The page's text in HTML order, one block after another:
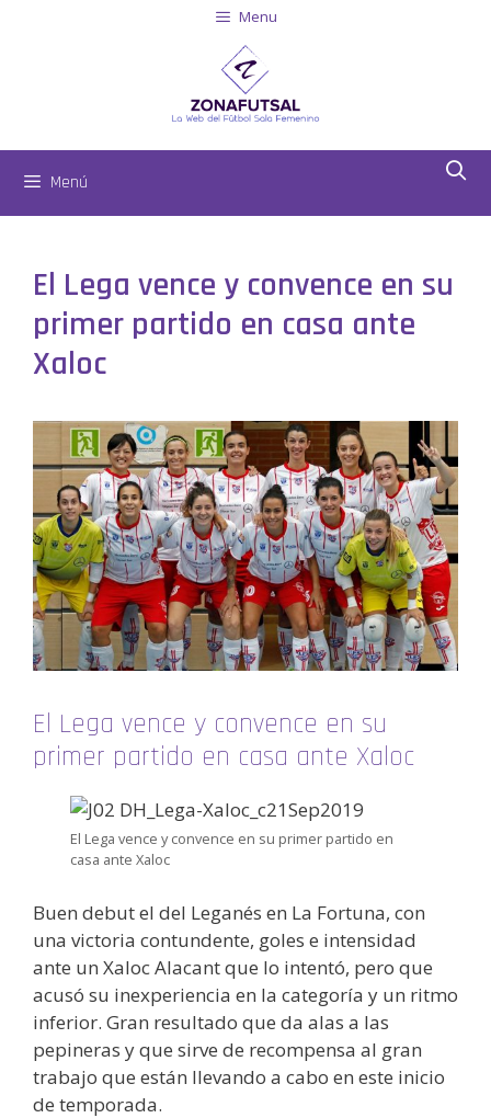
Menu
Menú
El Lega vence y convence en su
primer partido en casa ante
Xaloc
El Lega vence y convence en su
primer partido en casa ante Xaloc
El Lega vence y convence en su primer partido en
casa ante Xaloc
Buen debut el del Leganés en La Fortuna, con
una victoria contundente, goles e intensidad
ante un Xaloc Alacant que lo intentó, pero que
acusó su inexperiencia en la categoría y un ritmo
inferior. Gran resultado que da alas a las
pepineras y que sirve de recompensa al gran
trabajo que están llevando a cabo en este inicio
de temporada.